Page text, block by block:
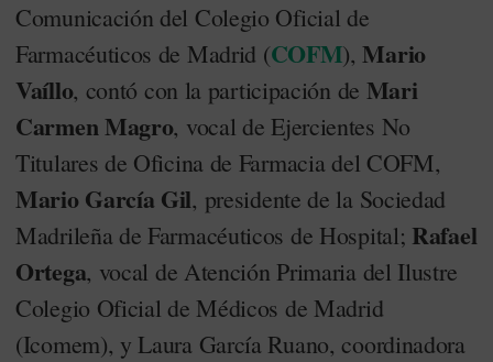
Comunicación del Colegio Oficial de
Farmacéuticos de Madrid (COFM),Mario
Vaíllo, contó con la participación de Mari
Carmen Magro, vocal de Ejercientes No
Titulares de Oficina de Farmacia del COFM,
Mario García Gil, presidente de la Sociedad
Madrileña de Farmacéuticos de Hospital; Rafael
Ortega, vocal de Atención Primaria del Ilustre
Colegio Oficial de Médicos de Madrid
(Icomem), y Laura García Ruano, coordinadora